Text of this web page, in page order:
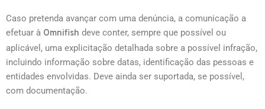
Caso pretenda avançar com uma denúncia, a comunicação a
efetuar à Omnifish deve conter, sempre que possível ou
aplicável, uma explicitação detalhada sobre a possível infração,
incluindo informação sobre datas, identificação das pessoas e
entidades envolvidas. Deve ainda ser suportada, se possível,
com documentação.